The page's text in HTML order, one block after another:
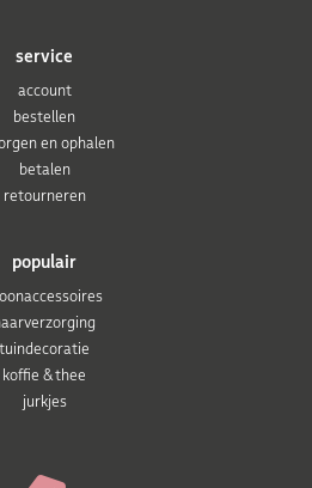
populair
tuindecoratie
koffie & thee
jurkjes
service
account
bestellen
en ophalen
betalen
retourneren